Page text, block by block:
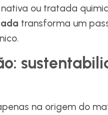
ou tratada
transforma um
na origem do